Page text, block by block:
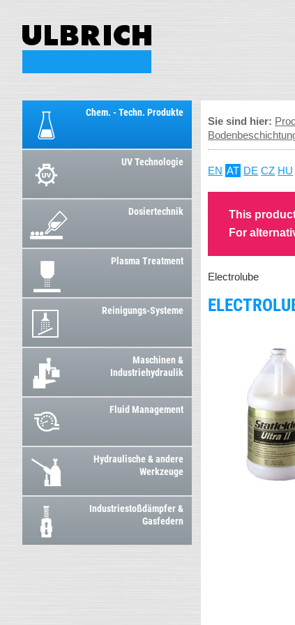
Chem. - Techn. Produkte
UV Technologie
Dosiertechnik
Plasma Treatment
Reinigungs-Systeme
Maschinen &
Industriehydraulik
Fluid Management
Hydraulische & andere
Werkzeuge
Industriestoßdämpfer &
Gasfedern
Sie sind hier:
EN AT DE CZ HU
This
For
Electrolube